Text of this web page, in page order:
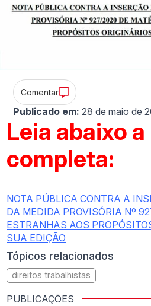
Comentar
Publicado em: 28 de maio de
Leia abaixo
completa:
NOTA PÚBLICA CONTRA A
DA MEDIDA PROVISÓRIA Nº
ESTRANHAS AOS
SUA EDIÇÃO
Tópicos relacionados
direitos trabalhistas
PUBLICAÇÕES